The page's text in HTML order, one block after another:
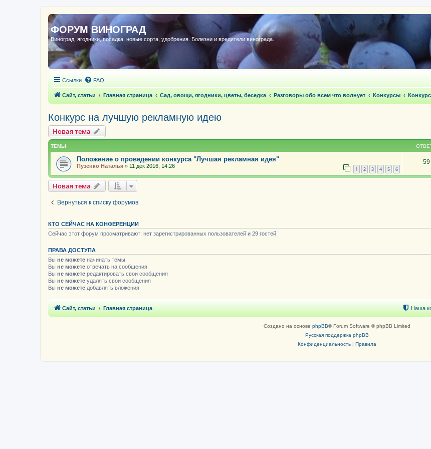
ФОРУМ ВИНОГРАД
Виноград, ягодники, посадка, новые сорта, удобрения. Болезни и вредители винограда.
Ссылки FAQ
Сайт, статьи Главная страница Сад, овощи, ягодники, цветы, беседка Разговоры обо всем что волнует Конкурсы
Конкурс на лучшую рекламную идею
Новая тема
ТЕМЫ
Положение о проведении конкурса "Лучшая рекламная идея"
Пузенко Наталья » 11 дек 2016, 14:26 1 2 3 4 5 6
59
Новая тема
Вернуться к списку форумов
КТО СЕЙЧАС НА КОНФЕРЕНЦИИ
Сейчас этот форум просматривают: нет зарегистрированных пользователей и 29 гостей
ПРАВА ДОСТУПА
Вы не можете начинать темы
Вы не можете отвечать на сообщения
Вы не можете редактировать свои сообщения
Вы не можете удалять свои сообщения
Вы не можете добавлять вложения
Сайт, статьи Главная страница Наша
Создано на основе phpBB® Forum Software © phpBB Limited
Русская поддержка phpBB
Конфиденциальность| Правила